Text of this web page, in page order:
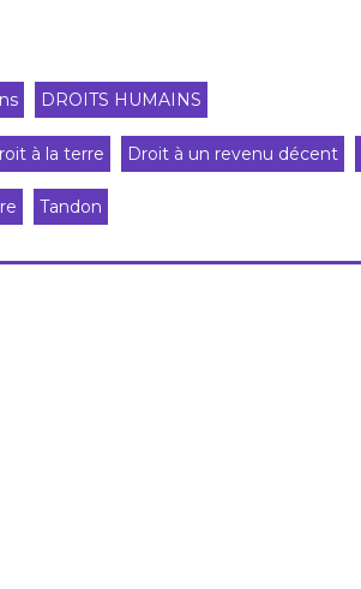
Guatemala
Haïti
Madagascar
DROITS HUMAINS
à la terre Droit à un revenu décent
Tandon